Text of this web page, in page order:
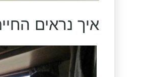
איך נראים